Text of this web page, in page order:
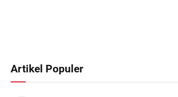
Artikel Populer